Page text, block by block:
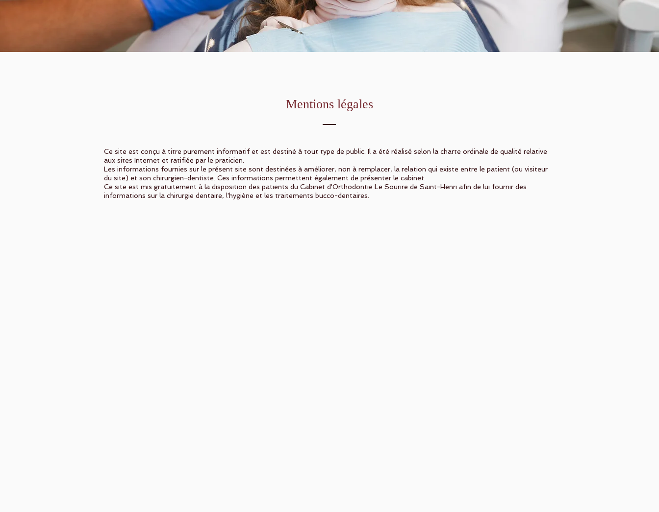
Mentions légales
Ce site est conçu à titre purement informatif et est destiné à tout type de public. Il a été réalisé selon la charte ordinale de qualité relative
aux sites Internet et ratifiée par le praticien.
Les informations fournies sur le présent site sont destinées à améliorer, non à remplacer, la relation qui existe entre le patient (ou visiteur
du site) et son chirurgien-dentiste. Ces informations permettent également de présenter le cabinet.
Ce site est mis gratuitement à la disposition des patients du Cabinet d'Orthodontie Le Sourire de Saint-Henri afin de lui fournir des
informations sur la chirurgie dentaire, l'hygiène et les traitements bucco-dentaires.